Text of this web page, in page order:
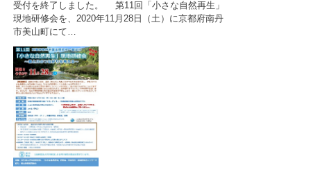
受付を終了しました。 第11回「小さな自然再生」
現地研修会を、2020年11月28日（土）に京都府南丹
市美山町にて…